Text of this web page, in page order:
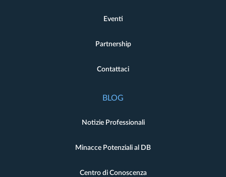
Eventi
Partnership
Contattaci
BLOG
Notizie Professionali
Minacce Potenziali al DB
Centro di Conoscenza